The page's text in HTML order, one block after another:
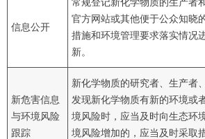
信息公开
官方网站或其他便于公众知晓
措施和环境管理要求落实情况
新。
新危害信息
与环境风险
跟踪
新化学物质的研究者、生产者
发现新化学物质有新的环境或
境风险时，应当及时向生态环
境风险增加的，应当及时采取